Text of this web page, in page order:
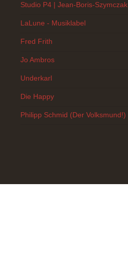
Studio P4 | Jean-Boris-Szymczak
LaLune - Musiklabel
Fred Frith
Jo Ambros
Underkarl
Die Happy
Philipp Schmid (Der Volksmund!)